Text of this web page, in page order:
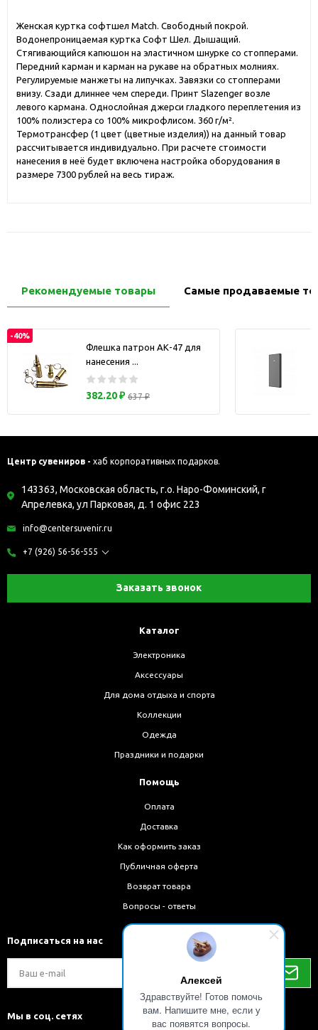
Алексей
Здравствуйте! Готов помочь
вам. Напишите мне, если у
вас появятся вопросы.
Женская куртка софтшел Match. Свободный покрой.
Водонепроницаемая куртка Софт Шел. Дышащий.
Стягивающийся капюшон на эластичном шнурке со стопперами.
Передний карман и карман на рукаве на обратных молниях.
Регулируемые манжеты на липучках. Завязки со стопперами
внизу. Сзади длиннее чем спереди. Принт Slazenger возле
левого кармана. Однослойная джерси гладкого переплетения из
100% полиэстера со 100% микрофлисом. 360 г/м².
Термотрансфер (1 цвет (цветные изделия)) на данный товар
рассчитывается индивидуально. При расчете стоимости
нанесения в неё будет включена настройка оборудования в
размере 7300 рублей на весь тираж.
Рекомендуемые товары Самые продаваемые
-40%
Флешка патрон АК-47 для
нанесения ...
382.20 ₽ 637 ₽
Центр сувениров - хаб корпоративных подарков.
143363, Московская область, г.о. Наро-Фоминский, г
Апрелевка, ул Парковая, д. 1 офис 223
info@centersuvenir.ru
+7 (926) 56-56-555
Заказать звонок
Каталог
Электроника
Аксессуары
Для дома отдыха и спорта
Коллекции
Одежда
Праздники и подарки
Помощь
Оплата
Доставка
Как оформить заказ
Публичная оферта
Возврат товара
Вопросы - ответы
Подписаться на нас
Мы в соц. сетях